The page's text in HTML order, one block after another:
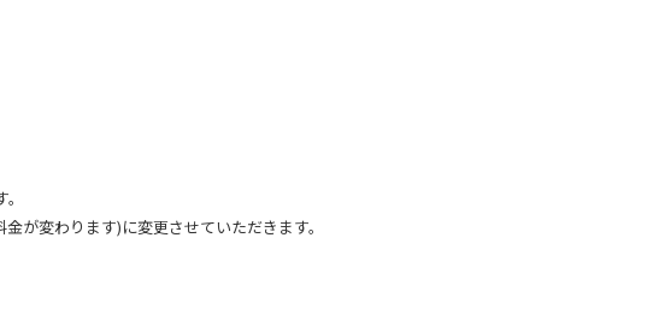
が変わります)に変更させていただきます。